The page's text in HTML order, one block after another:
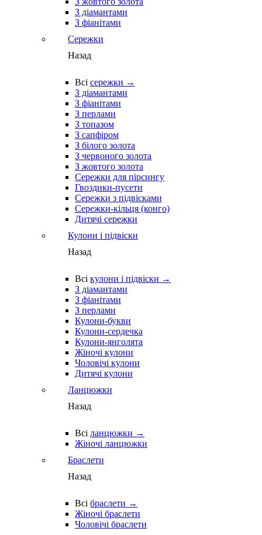
З діамантами
З фіанітами
Сережки
Назад
Всі сережки →
З діамантами
З фіанітами
З перлами
З топазом
З сапфіром
З білого золота
З червоного золота
З жовтого золота
Сережки для пірсингу
Гвоздики-пусети
Сережки з підвісками
Сережки-кільця (конго)
Дитячі сережки
Кулони і підвіски
Назад
Всі кулони і підвіски →
З діамантами
З фіанітами
З перлами
Кулони-букви
Кулони-сердечка
Кулони-янголята
Жіночі кулони
Чоловічі кулони
Дитячі кулони
Ланцюжки
Назад
Всі ланцюжки →
Жіночі ланцюжки
Браслети
Назад
Всі браслети →
Жіночі браслети
Чоловічі браслети